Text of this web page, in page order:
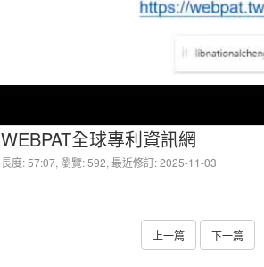
WEBPAT全球專利資訊網
長度: 57:07, 瀏覽: 592, 最近修訂: 2025-11-03
上一篇 下一篇